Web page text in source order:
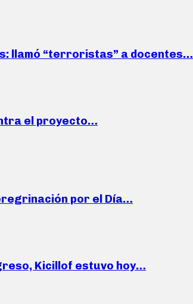
llamó “terroristas” a docentes…
el proyecto…
por el Día…
Kicillof estuvo hoy…